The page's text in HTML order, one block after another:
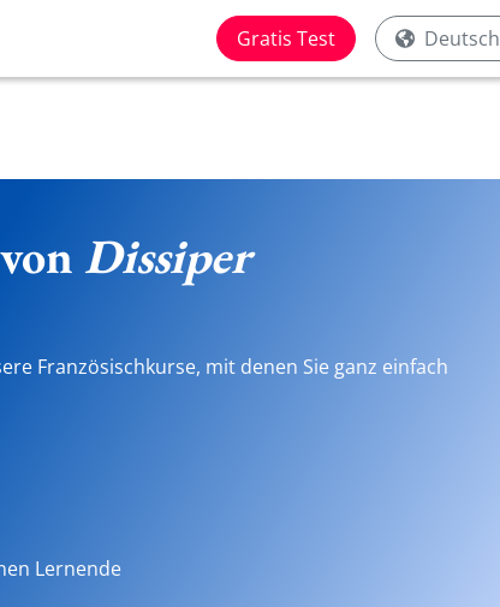
Gratis Test Deutsch
Dissiper
Französischkurse, mit denen Sie ganz einfach
Lernende